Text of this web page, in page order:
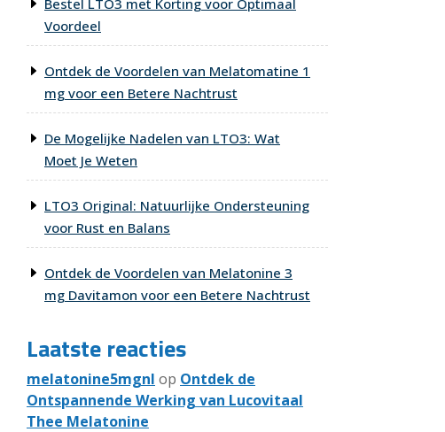
Bestel LTO3 met Korting voor Optimaal
Voordeel
Ontdek de Voordelen van Melatomatine 1
mg voor een Betere Nachtrust
De Mogelijke Nadelen van LTO3: Wat
Moet Je Weten
LTO3 Original: Natuurlijke Ondersteuning
voor Rust en Balans
Ontdek de Voordelen van Melatonine 3
mg Davitamon voor een Betere Nachtrust
Laatste reacties
melatonine5mgnl op Ontdek de
Ontspannende Werking van Lucovitaal
Thee Melatonine